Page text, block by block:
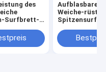
des
Surfbrett-
Aufblasbares
Weiche-
Stich aus